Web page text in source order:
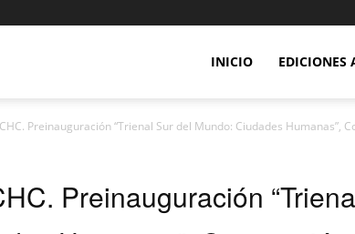
INICIO EDICIONES
Preinauguración “Trienal Sur del Mundo: Ciudades Humanas”,
Preinauguración